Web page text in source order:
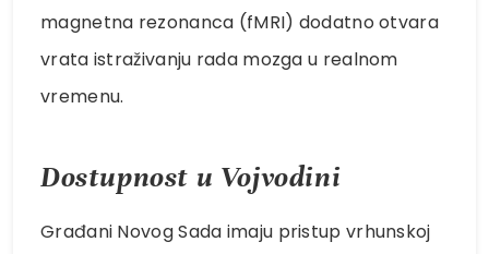
magnetna rezonanca (fMRI) dodatno otvara
vrata istraživanju rada mozga u realnom
vremenu.
Dostupnost u Vojvodini
Građani Novog Sada imaju pristup vrhunskoj